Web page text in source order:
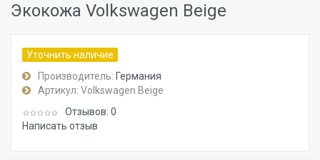
Экокожа Volkswagen Beige
Уточнить наличие
Производитель: Германия
Артикул: Volkswagen Beige
Отзывов: 0
Написать отзыв